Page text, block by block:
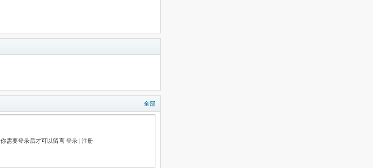
全部
你需要登录后才可以留言 登录| 注册